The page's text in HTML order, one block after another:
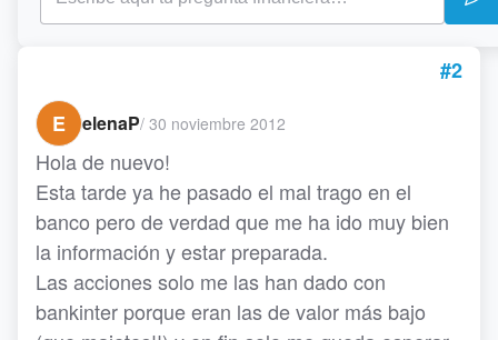
#2
E
elenaP/ 30 noviembre 2012
Hola de nuevo!
Esta tarde ya he pasado el mal trago en el
banco pero de verdad que me ha ido muy bien
la información y estar preparada.
Las acciones solo me las han dado con
bankinter porque eran las de valor más bajo